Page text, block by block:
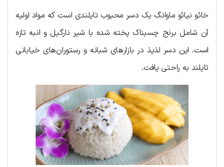
خائو نیائو ماوانگ یک دسر محبوب تایلندی است که مواد اولیه
آن شامل برنج چسبناک پخته شده با شیر نارگیل و انبه تازه
است. این دسر لذیذ در بازارهای شبانه و رستوران‌های خیابانی
تایلند به راحتی یافت.